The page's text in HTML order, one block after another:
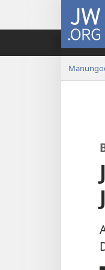
JW.ORG